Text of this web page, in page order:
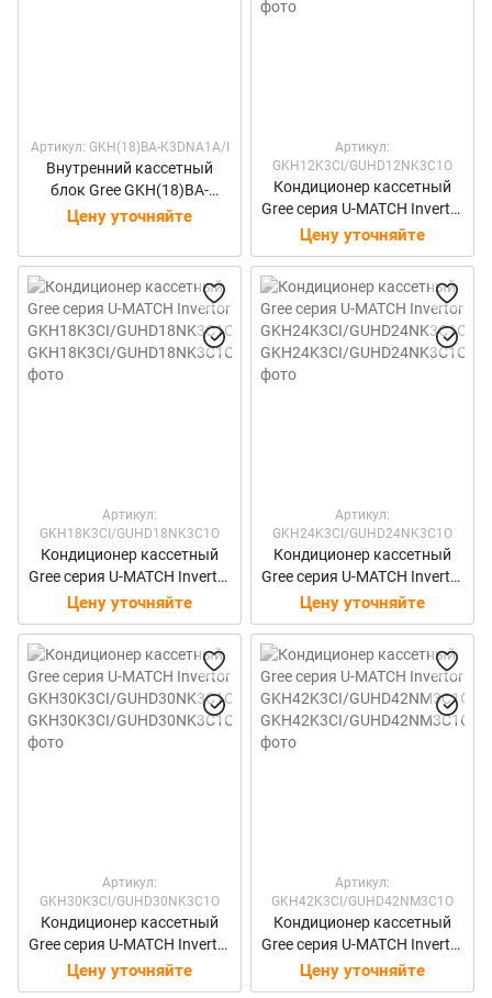
Артикул: GKH(18)BA-K3DNA1A/I
Внутренний кассетный
блок Gree GKH(18)BA-
K3DNA1A/I
Цену уточняйте
Артикул:
GKH12K3CI/GUHD12NK3C1O
Кондиционер кассетный
Gree серия U-MATCH Invertor
GKH12K3CI/GUHD12NK3C1
O
Цену уточняйте
Артикул:
GKH18K3CI/GUHD18NK3C1O
Кондиционер кассетный
Gree серия U-MATCH Invertor
GKH18K3CI/GUHD18NK3C1
O
Цену уточняйте
Артикул:
GKH24K3CI/GUHD24NK3C1O
Кондиционер кассетный
Gree серия U-MATCH Invertor
GKH24K3CI/GUHD24NK3C1
O
Цену уточняйте
Артикул:
GKH30K3CI/GUHD30NK3C1O
Кондиционер кассетный
Gree серия U-MATCH Invertor
GKH30K3CI/GUHD30NK3C1
O
Цену уточняйте
Артикул:
GKH42K3CI/GUHD42NM3C1O
Кондиционер кассетный
Gree серия U-MATCH Invertor
GKH42K3CI/GUHD42NM3C1
O
Цену уточняйте